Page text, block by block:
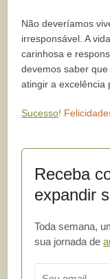
Não deveríamos
irresponsável. A
carinhosa e
devemos saber
atingir a excelência
Sucesso!
Receba
expandir
Toda semana,
sua jornada de